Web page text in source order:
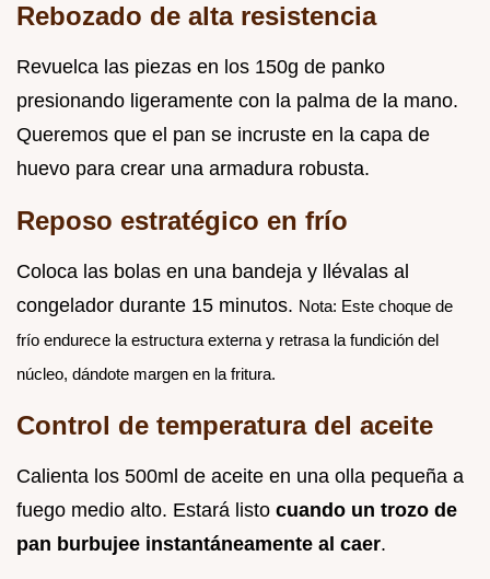
Rebozado de alta resistencia
Revuelca las piezas en los 150g de panko
presionando ligeramente con la palma de la mano.
Queremos que el pan se incruste en la capa de
huevo para crear una armadura robusta.
Reposo estratégico en frío
Coloca las bolas en una bandeja y llévalas al
congelador durante 15 minutos. Nota: Este choque de
frío endurece la estructura externa y retrasa la fundición del
núcleo, dándote margen en la fritura.
Control de temperatura del aceite
Calienta los 500ml de aceite en una olla pequeña a
fuego medio alto. Estará listo cuando un trozo de
pan burbujee instantáneamente al caer.